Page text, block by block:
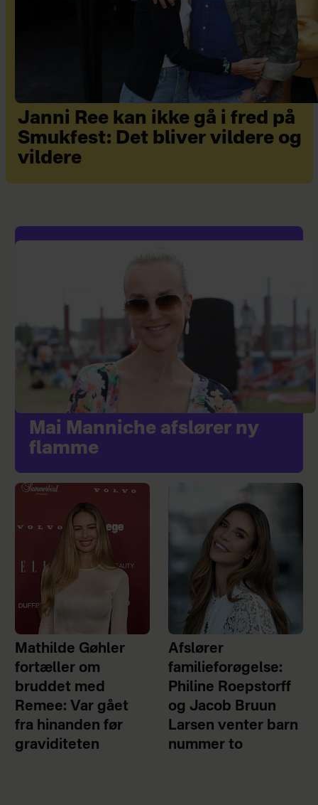
Janni Ree kan ikke gå i fred på
Smukfest: Det bliver vildere og
vildere
Mai Manniche afslører ny
flamme
Mathilde Gøhler
fortæller om
bruddet med
Remee: Var gået
fra hinanden før
graviditeten
Afslører
familieforøgelse:
Philine Roepstorff
og Jacob Bruun
Larsen venter barn
nummer to